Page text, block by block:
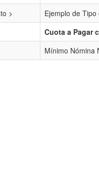
>
Ejemplo de
Cuota a Pagar
Mínimo Nómina